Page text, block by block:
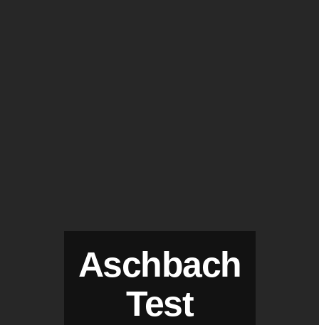
Aschbach
Test